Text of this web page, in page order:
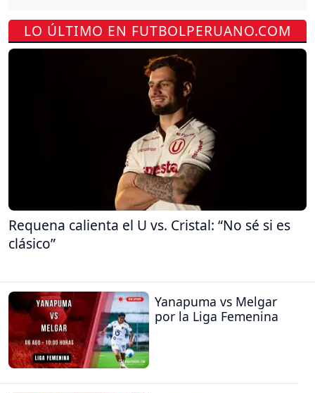
LO ÚLTIMO EN FUTBOLPERUANO.COM
Requena calienta el U vs. Cristal: “No sé si es
clásico”
Yanapuma vs Melgar
por la Liga Femenina